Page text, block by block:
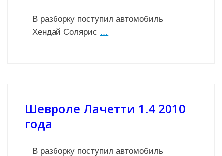
В разборку поступил автомобиль
Хендай Солярис …
Шевроле Лачетти 1.4 2010
года
В разборку поступил автомобиль